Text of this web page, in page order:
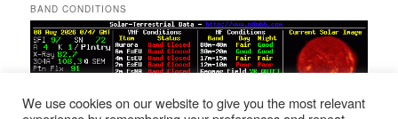
BAND CONDITIONS
We use cookies on our website to give you the most relevant